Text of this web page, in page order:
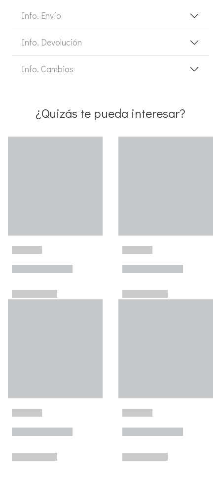
Info. Envío
Info. Devolución
Info. Cambios
¿Quizás te pueda interesar?